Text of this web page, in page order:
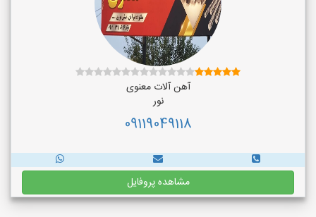
آهن آلات معنوی
نور
09119049118
مشاهده پروفایل